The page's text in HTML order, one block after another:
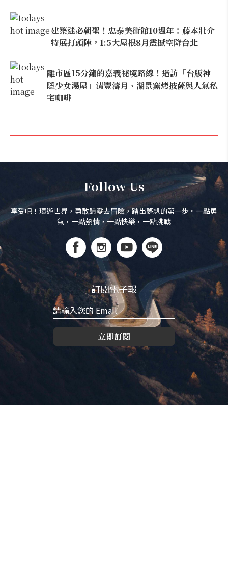
建築迷必朝聖！忠泰美術館10週年：藤本壯介
特展打頭陣，1:5大屋根8月震撼空降台北
離市區15分鐘的嘉義祕境路線！造訪「台版神
隱少女湯屋」清豐濤月、湖景窯烤披薩與人氣私
宅咖啡
Follow Us
享受吧！環遊世界，勇敢歸零去冒險，踏出夢想的第一步。一點勇
氣，一點熱情，一點快樂，一點挑戰
訂閱電子報
立即訂閱